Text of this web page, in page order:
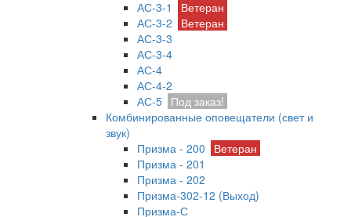
АС-3-1
Ветеран
АС-3-2
Ветеран
АС-3-3
АС-3-4
АС-4
АС-4-2
АС-5 Под заказ!
Комбинированные оповещатели (свет и
звук)
Призма - 200
Ветеран
Призма - 201
Призма - 202
Призма-302-12 (Выход)
Призма-С